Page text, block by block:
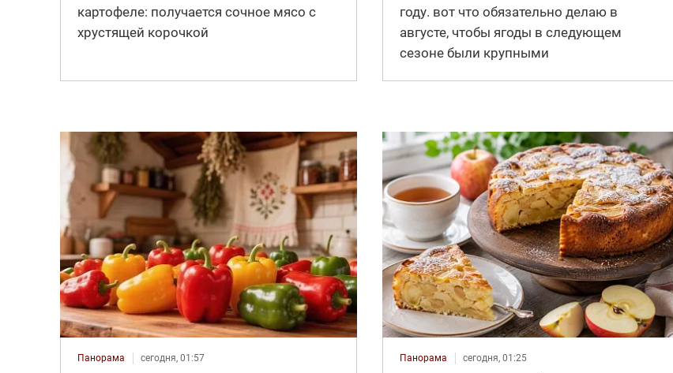
картофеле: получается сочное мясо с
хрустящей корочкой
году. вот что обязательно делаю в
августе, чтобы ягоды в следующем
сезоне были крупными
Панорама сегодня, 01:57 Панорама сегодня, 01:25